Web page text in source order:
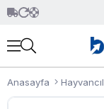
Anasayfa